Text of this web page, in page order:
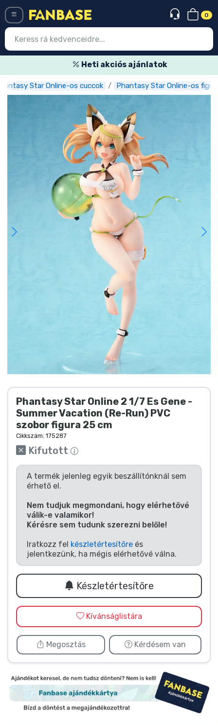
0
Heti akciós ajánlatok
Star Online-os cuccok Phantasy Star Online-os
Nagyításhoz nyomj duplán a képre
Phantasy Star Online 2 1/7 Es Gene -
Summer Vacation (Re-Run) PVC
szobor figura 25 cm
Cikkszám: 175287
Kifutott
A termék jelenleg egyik beszállítónknál sem
érhető el.
Nem tudjuk megmondani, hogy elérhetővé
válik-e valamikor!
Kérésre sem tudunk szerezni belőle!
Iratkozz fel készletértesítőre és
jelentkezünk, ha mégis elérhetővé válna.
Készletértesítőre
Kívánságlistára
Megosztás Kérdésem van
Belépés Regisztráció
Legújabb cuccok
Akciós ajánlatok
Express szállítás
Előrendelhető cuccok
Outlet cuccok
Ajándékkártya
Szállítás és fizetés
Animés cuccok
Sportos cuccok
Zenés cuccok
Terméktípusok